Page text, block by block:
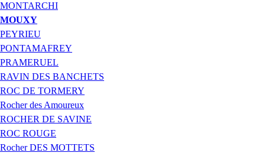
MONTARCHI
MOUXY
PEYRIEU
PONTAMAFREY
PRAMERUEL
RAVIN DES BANCHETS
ROC DE TORMERY
Rocher des Amoureux
ROCHER DE SAVINE
ROC ROUGE
Rocher DES MOTTETS